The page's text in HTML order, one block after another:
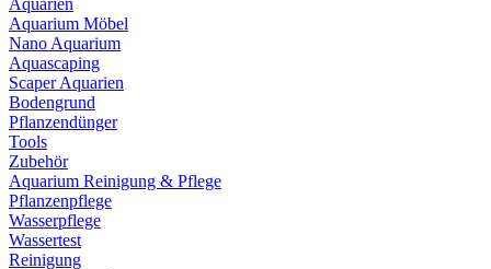
Aquarien
Aquarium Möbel
Nano Aquarium
Aquascaping
Scaper Aquarien
Bodengrund
Pflanzendünger
Tools
Zubehör
Aquarium Reinigung & Pflege
Pflanzenpflege
Wasserpflege
Wassertest
Reinigung